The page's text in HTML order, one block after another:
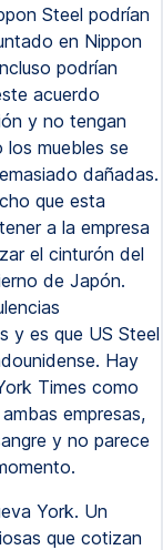
Steel podrían
en Nippon
podrían
acuerdo
y no tengan
muebles se
dañadas.
que esta
a la empresa
el cinturón del
de Japón.
y es que US Steel
Hay
Times como
empresas,
y no parece
York. Un
que cotizan